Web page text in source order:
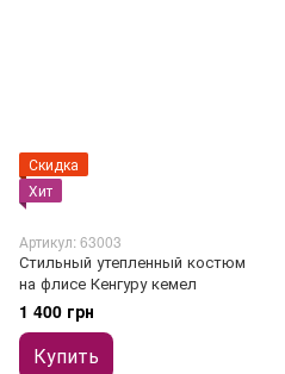
Скидка
Хит
Артикул: 63003
Стильный утепленный костюм
на флисе Кенгуру кемел
1 400 грн
Купить